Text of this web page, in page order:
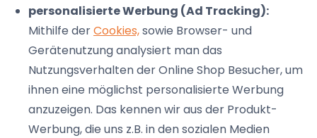
personalisierte Werbung (Ad Tracking):
Mithilfe derCookies,sowie Browser- und
Gerätenutzung analysiert man das
Nutzungsverhalten der Online Shop Besucher, um
ihnen eine möglichst personalisierte Werbung
anzuzeigen. Das kennen wir aus der Produkt-
Werbung, die uns z.B. in den sozialen Medien